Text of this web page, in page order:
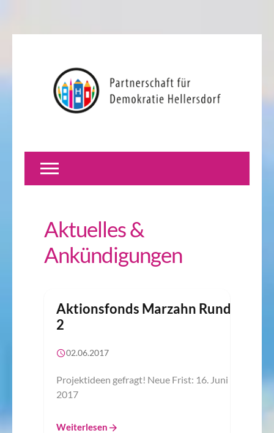
Aktuelles &
Ankündigungen
Aktionsfonds Marzahn Runde
2
02.06.2017
Projektideen gefragt! Neue Frist: 16. Juni
2017
Weiterlesen